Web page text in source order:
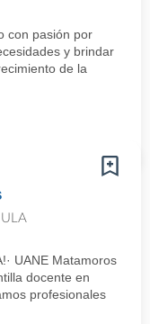
con pasión por
y brindar
de la
UANE Matamoros
docente en
profesionales